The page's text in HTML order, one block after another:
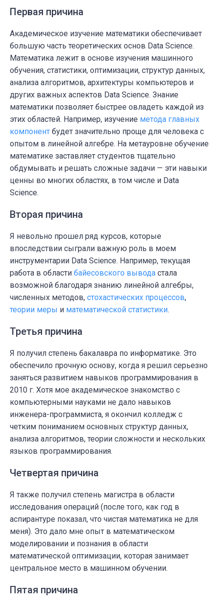
Первая причина
Академическое изучение математики обеспечивает
большую часть теоретических основ Data Science.
Математика лежит в основе изучения машинного
обучения, статистики, оптимизации, структур данных,
анализа алгоритмов, архитектуры компьютеров и
других важных аспектов Data Science. Знание
математики позволяет быстрее овладеть каждой из
этих областей. Например, изучение метода главных
компонент будет значительно проще для человека с
опытом в линейной алгебре. На метауровне обучение
математике заставляет студентов тщательно
обдумывать и решать сложные задачи — эти навыки
ценны во многих областях, в том числе и Data
Science.
Вторая причина
Я невольно прошел ряд курсов, которые
впоследствии сыграли важную роль в моем
инструментарии Data Science. Например, текущая
работа в области байесовского вывода стала
возможной благодаря знанию линейной алгебры,
численных методов, стохастических процессов,
теории меры и математической статистики.
Третья причина
Я получил степень бакалавра по информатике. Это
обеспечило прочную основу, когда я решил серьезно
заняться развитием навыков программирования в
2010 г. Хотя мое академическое знакомство с
компьютерными науками не дало навыков
инженера-программиста, я окончил колледж с
четким пониманием основных структур данных,
анализа алгоритмов, теории сложности и нескольких
языков программирования.
Четвертая причина
Я также получил степень магистра в области
исследования операций (после того, как год в
аспирантуре показал, что чистая математика не для
меня). Это дало мне опыт в математическом
моделировании и познания в области
математической оптимизации, которая занимает
центральное место в машинном обучении.
Пятая причина